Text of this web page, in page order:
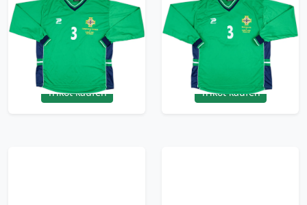
2004 Northern
Ireland Match Issue
Home L/S Shirt #3
(Capaldi)
299.99£ · ca. €354
Trikot kaufen
2004 Northern
Ireland Match Issue
Home L/S Shirt #3
(Capaldi)
299.99£ · ca. €354
Trikot kaufen